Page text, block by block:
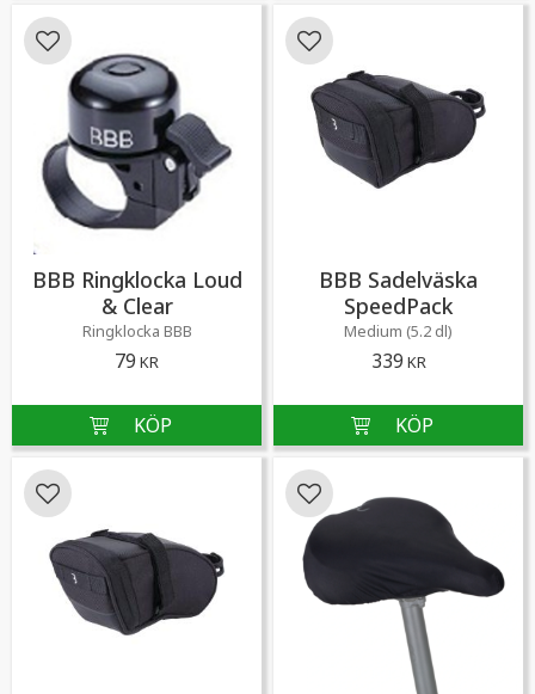
BBB Ringklocka Loud
& Clear
Ringklocka BBB
79 KR
Lägg till i favoriter
BBB Sadelväska
SpeedPack
Medium (5.2 dl)
339 KR
Lägg till i favoriter
Lägg till i favoriter Lägg till i favoriter